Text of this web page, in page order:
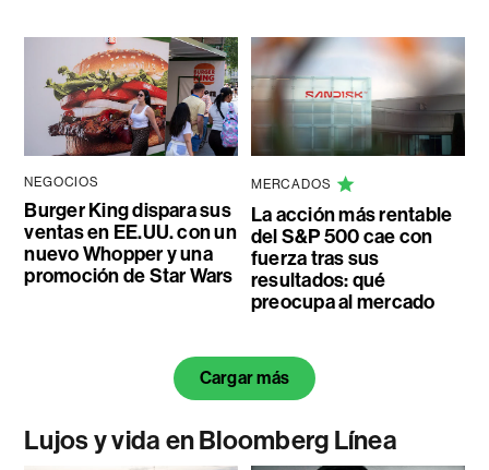
NEGOCIOS
Burger King dispara sus
ventas en EE.UU. con un
nuevo Whopper y una
promoción de Star Wars
MERCADOS
La acción más rentable
del S&P 500 cae con
fuerza tras sus
resultados: qué
preocupa al mercado
Cargar más
Lujos y vida en Bloomberg Línea